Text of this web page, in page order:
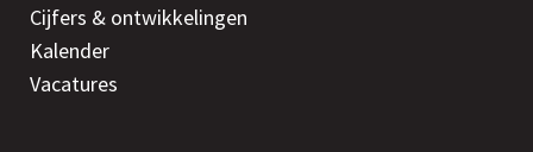
Cijfers & ontwikkelingen
Kalender
Vacatures